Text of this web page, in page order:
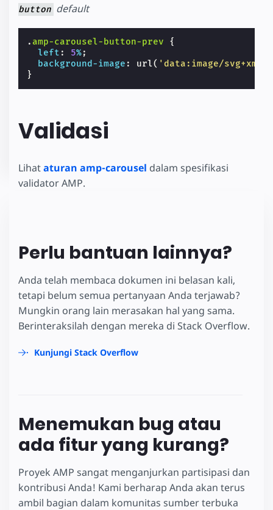
button default
.amp-carousel-button-prev
{
left : 5%;
background-image : url( 'data:image/
}
Validasi
Lihataturan amp-carousel dalam spesifikasi
validator AMP.
Perlu bantuan lainnya?
Anda telah membaca dokumen ini belasan kali,
tetapi belum semua pertanyaan Anda terjawab?
Mungkin orang lain merasakan hal yang sama.
Berinteraksilah dengan mereka di Stack Overflow.
Kunjungi Stack Overflow
Menemukan bug atau
ada fitur yang kurang?
Proyek AMP sangat menganjurkan partisipasi dan
kontribusi Anda! Kami berharap Anda akan terus
ambil bagian dalam komunitas sumber terbuka